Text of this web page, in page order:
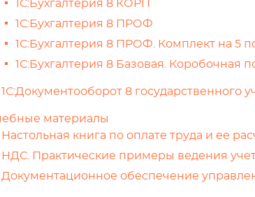
1С:Бухгалтерия 8 КОРП
1С:Бухгалтерия 8 ПРОФ
1С:Бухгалтерия 8 ПРОФ. Комплект на 5
1С:Бухгалтерия 8 Базовая. Коробочная
1С:Документооборот 8 государственного
материалы
Настольная книга по оплате труда и ее
НДС. Практические примеры ведения
Документационное обеспечение